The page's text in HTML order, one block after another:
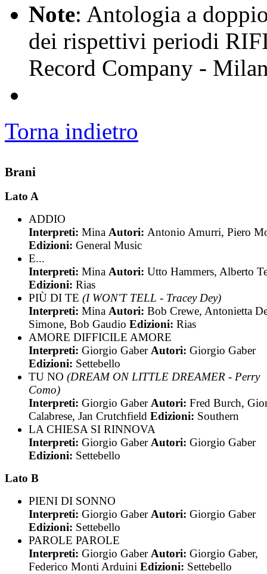
Note: Antologia a
dei rispettivi periodi
Record Company -
Torna indietro
Brani
Lato A
ADDIO
Interpreti: Mina Autori: Antonio Amurri, Piero
Edizioni: General Music
E...
Interpreti: Mina Autori: Utto Hammers, Alberto
Edizioni: Rias
PIÙ DI TE (I WON'T TELL - Tracey Dey)
Interpreti: Mina Autori: Bob Crewe, Antonietta
Simone, Bob Gaudio Edizioni: Rias
AMORE DIFFICILE AMORE
Interpreti: Giorgio GaberAutori: Giorgio Gaber
Edizioni: Settebello
TU NO (DREAM ON LITTLE DREAMER - Perry
Como)
Interpreti: Giorgio GaberAutori: Fred Burch,
Calabrese, Jan Crutchfield Edizioni: Southern
LA CHIESA SI RINNOVA
Interpreti: Giorgio GaberAutori: Giorgio Gaber
Edizioni: Settebello
Lato B
PIENI DI SONNO
Interpreti: Giorgio GaberAutori: Giorgio Gaber
Edizioni: Settebello
PAROLE PAROLE
Interpreti: Giorgio GaberAutori: Giorgio Gaber,
Federico Monti Arduini Edizioni: Settebello